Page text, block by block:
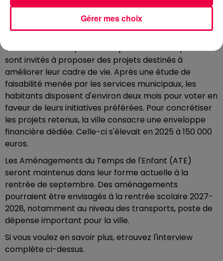
Des nouveaux outils de concertation devraient voir le
jour. Les élus travaillent sur ce sujet. Pour rappel, le
concertation citoyenne.Les Spinaliennes et Spinaliens
sont invités à proposer des projets destinés à
améliorer leur cadre de vie. Après une étude de
faisabilité menée par les services municipaux, les
habitants disposent d'environ deux mois pour voter en
faveur de leurs initiatives préférées. Pour concrétiser
les projets retenus, la ville consacre une enveloppe
financière dédiée. Celle-ci s'élevait en 2025 à 150 000
euros.
Les Aménagements du Temps de l'Enfant (ATE)
seront maintenus dans leur forme actuelle à la
rentrée de septembre. Des aménagements
pourraient être envisagés à la rentrée scolaire 2027-
2028, notamment au niveau des transports, poste de
dépense important pour la ville.
Si vous voulez en savoir plus, etrouvez l'interview
complète ci-dessus.
Gérer mes choix